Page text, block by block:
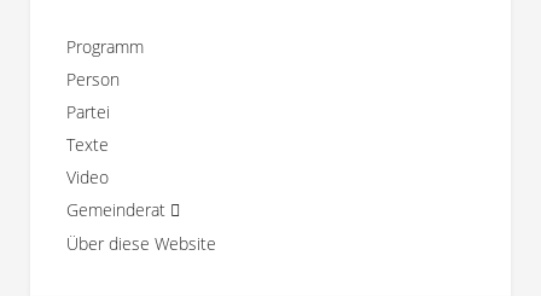
Programm
Person
Partei
Texte
Video
Gemeinderat
Über diese Website